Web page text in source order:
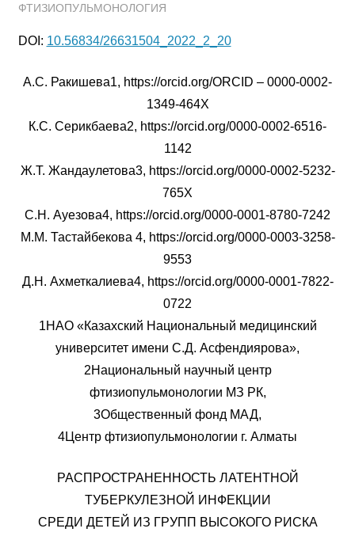
ФТИЗИОПУЛЬМОНОЛОГИЯ
DOI: 10.56834/26631504_2022_2_20
А.С. Ракишева1, https://orcid.org/ORCID – 0000-0002-
1349-464X
К.С. Серикбаева2, https://orcid.org/0000-0002-6516-
1142
Ж.Т. Жандаулетова3, https://orcid.org/0000-0002-5232-
765X
С.Н. Ауезова4, https://orcid.org/0000-0001-8780-7242
М.М. Тастайбекова 4, https://orcid.org/0000-0003-3258-
9553
Д.Н. Ахметкалиева4, https://orcid.org/0000-0001-7822-
0722
1НАО «Казахский Национальный медицинский
университет имени С.Д. Асфендиярова»,
2Национальный научный центр
фтизиопульмонологии МЗ РК,
3Общественный фонд МАД,
4Центр фтизиопульмонологии г. Алматы
РАСПРОСТРАНЕННОСТЬ ЛАТЕНТНОЙ
ТУБЕРКУЛЕЗНОЙ ИНФЕКЦИИ
СРЕДИ ДЕТЕЙ ИЗ ГРУПП ВЫСОКОГО РИСКА